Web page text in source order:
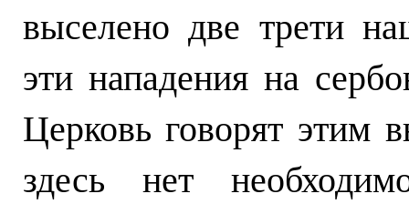
выселено две трети
эти нападения на
Церковь говорят этим
здесь нет